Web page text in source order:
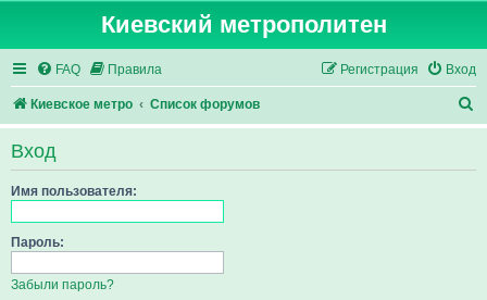
Киевский метрополитен
FAQ Правила Вход
Регистрация
Киевское метро Список форумов
о
Вход
Имя пользователя:
Пароль:
Забыли пароль?